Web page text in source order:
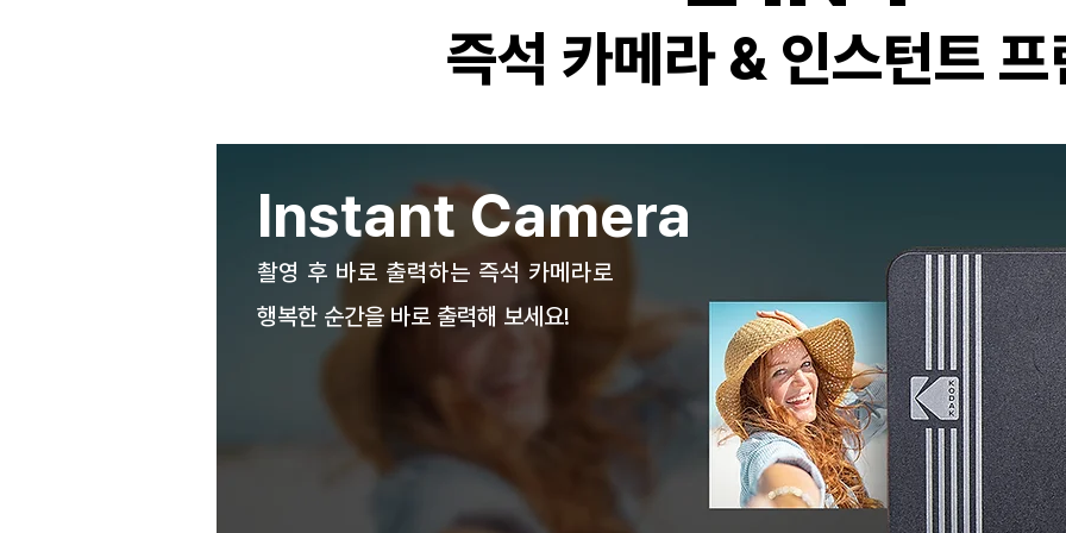
즉석 카메라 & 인스턴트 프
Instant Camera
촬영 후 바로 출력하는 즉석 카메라로
​행복한 순간을 바로 출력해 보세요!